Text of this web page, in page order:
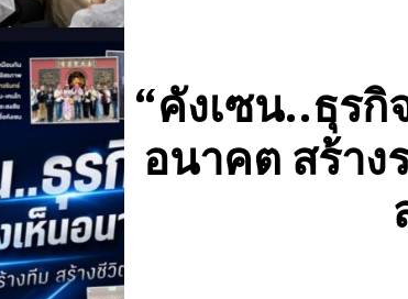
“คังเซน..ธุรกิ
อนาคต สร้าง